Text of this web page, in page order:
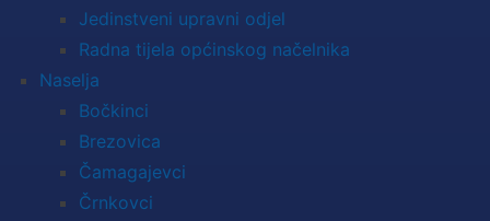
Jedinstveni upravni odjel
Radna tijela općinskog načelnika
Naselja
Bočkinci
Brezovica
Čamagajevci
Črnkovci